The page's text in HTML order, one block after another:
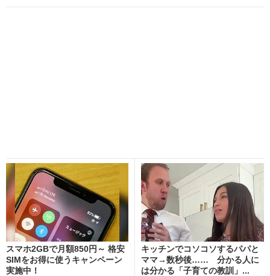
スマホ2GBで月額850円～ 格安
SIMをお得に使うキャンペーン
実施中！
キッチンでコソコソするパパと
ママ→数秒後…… 分かる人に
は分かる「子育ての教訓」...